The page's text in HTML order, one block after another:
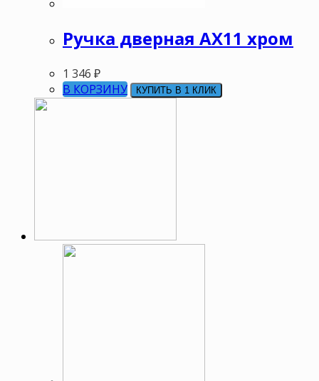
Ручка дверная АХ11 хром
1 346 ₽
В КОРЗИНУ
КУПИТЬ В 1 КЛИК